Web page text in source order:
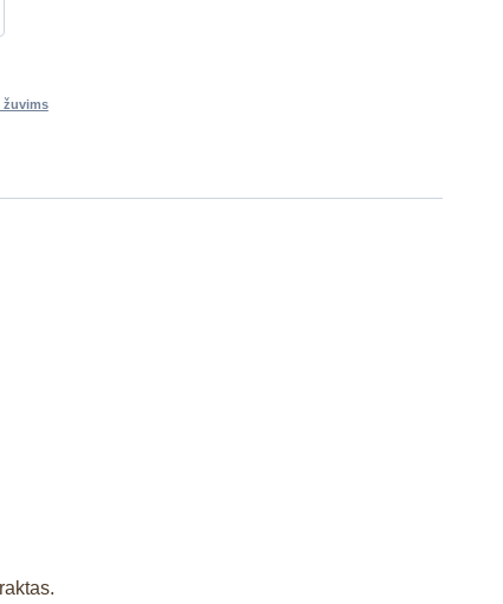
žuvims